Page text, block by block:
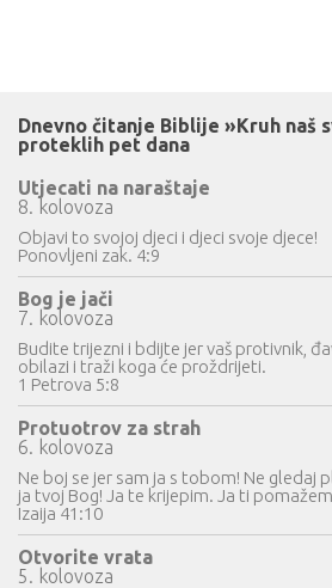
Dnevno čitanje Biblije »Kruh naš
proteklih pet dana
Utjecati na naraštaje
8. kolovoza
Objavi to svojoj djeci i djeci svoje djece!
Ponovljeni zak. 4:9
Bog je jači
7. kolovoza
Budite trijezni i bdijte jer vaš protivnik,
obilazi i traži koga će proždrijeti.
1 Petrova 5:8
Protuotrov za strah
6. kolovoza
Ne boj se jer sam ja s tobom! Ne gledaj
ja tvoj Bog! Ja te krijepim. Ja ti
Izaija 41:10
Otvorite vrata
5. kolovoza